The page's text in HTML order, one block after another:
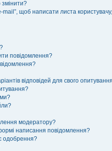
змінити?
щоб написати листа користувачу,
повідомлення?
відповідей для свого
модератору?
написання повідомлення?
одобрення?